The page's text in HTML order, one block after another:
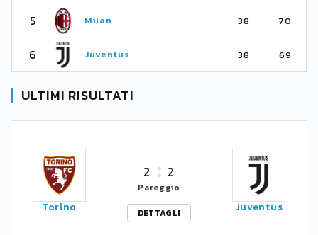
5 Milan 38 70
6 Juventus 38 69
ULTIMI RISULTATI
Torino
2 2
Pareggio
DETTAGLI
Juventus